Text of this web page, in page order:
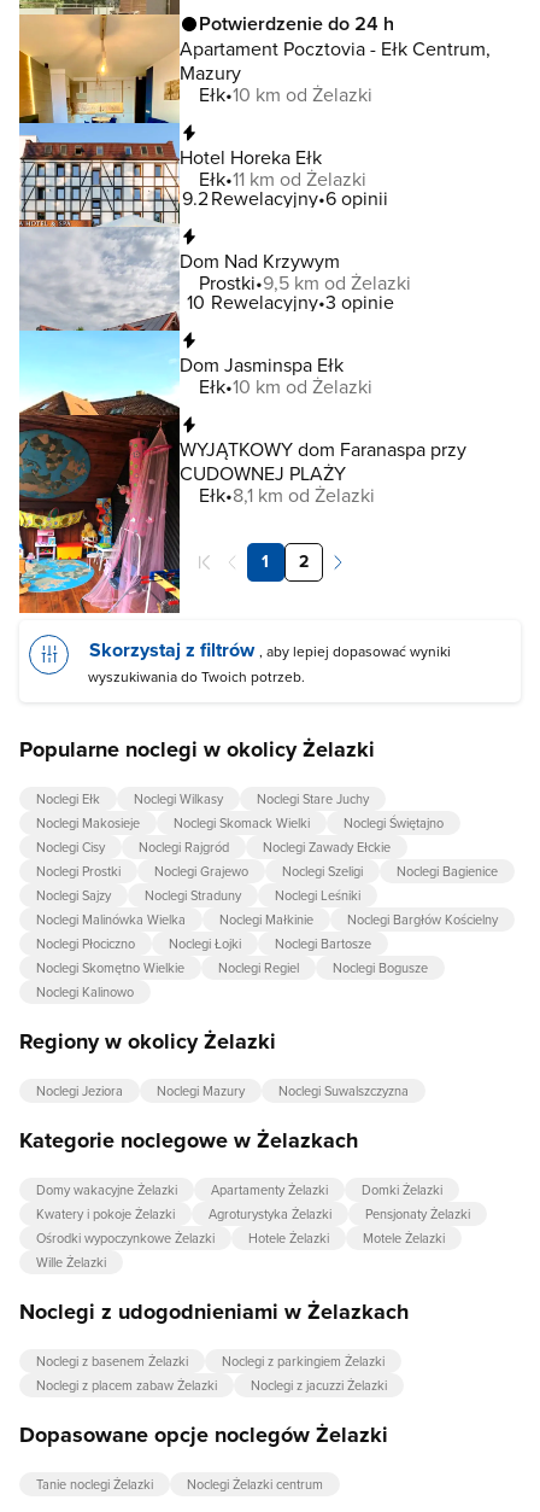
Potwierdzenie do 24 h
Apartament Pocztovia - Ełk Centrum,
Mazury
Ełk 10 km od Żelazki
Hotel Horeka Ełk
Ełk 11 km od Żelazki
9.2Rewelacyjny 6 opinii
Dom Nad Krzywym
Prostki 9,5 km od Żelazki
10 Rewelacyjny 3 opinie
Dom Jasminspa Ełk
Ełk 10 km od Żelazki
WYJĄTKOWY dom Faranaspa przy
CUDOWNEJ PLAŻY
Ełk 8,1 km od Żelazki
1 2
Skorzystaj z filtrów , aby lepiej dopasować wyniki
wyszukiwania do Twoich potrzeb.
Popularne noclegi w okolicy Żelazki
Noclegi Ełk Noclegi Wilkasy
Noclegi Stare Juchy
Noclegi Makosieje
Noclegi Skomack Wielki
Noclegi Świętajno
Noclegi Cisy
Noclegi Rajgród
Noclegi Zawady Ełckie
Noclegi Prostki
Noclegi Grajewo Noclegi Szeligi
Noclegi Bagienice
Noclegi Sajzy
Noclegi Straduny
Noclegi Leśniki
Noclegi Malinówka Wielka
Noclegi Małkinie
Noclegi Bargłów Kościelny
Noclegi Płociczno
Noclegi Łojki
Noclegi Bartosze
Noclegi Skomętno Wielkie
Noclegi Regiel
Noclegi Bogusze
Noclegi Kalinowo
Regiony w okolicy Żelazki
Noclegi Jeziora Noclegi Mazury Noclegi Suwalszczyzna
Kategorie noclegowe w Żelazkach
Domy wakacyjne Żelazki Apartamenty Żelazki
Domki Żelazki
Kwatery i pokoje Żelazki
Agroturystyka Żelazki
Pensjonaty Żelazki
Ośrodki wypoczynkowe Żelazki
Hotele Żelazki
Motele Żelazki
Wille Żelazki
Noclegi z udogodnieniami w Żelazkach
Noclegi z basenem Żelazki
Noclegi z parkingiem Żelazki
Noclegi z placem zabaw Żelazki
Noclegi z jacuzzi Żelazki
Dopasowane opcje noclegów Żelazki
Tanie noclegi Żelazki Noclegi Żelazki centrum